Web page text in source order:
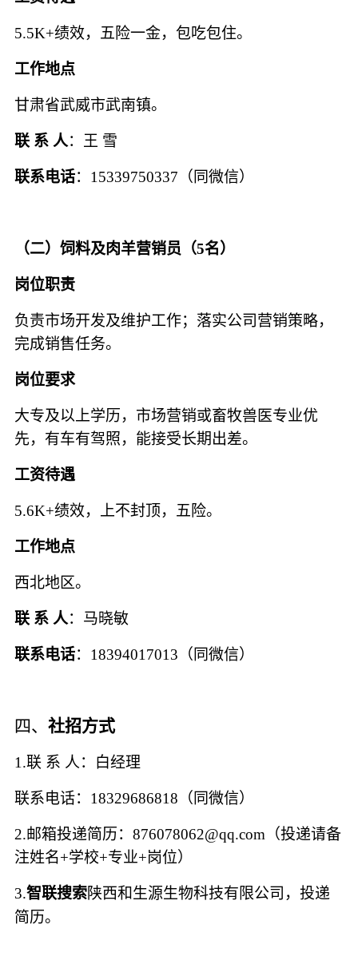
5.5K+绩效，五险一金，包吃包住。
工作地点
甘肃省武威市武南镇。
联 系 人：王 雪
联系电话： 15339750337 （同微信）
（二）饲料及肉羊营销员（5名）
岗位职责
负责市场开发及维护工作；落实公司营销策略，
完成销售任务。
岗位要求
大专及以上学历，市场营销或畜牧兽医专业优
先，有车有驾照，能接受长期出差。
工资待遇
5.6K+绩效，上不封顶，五险。
工作地点
西北地区。
联 系 人：马晓敏
联系电话： 18394017013 （同微信）
四、 社招方式
1.联 系 人：白经理
联系电话： 18329686818 （同微信）
2.邮箱投递简历： 876078062@qq.com（投递请备
注姓名+学校+专业+岗位）
3.智联搜索陕西和生源生物科技有限公司，投递
简历。